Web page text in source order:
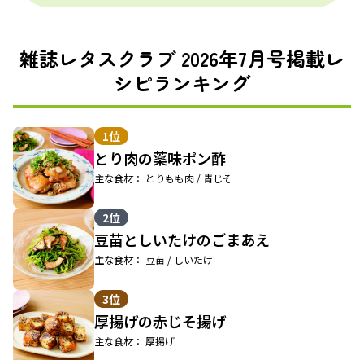
雑誌レタスクラブ 2026年7月号掲載レ
シピランキング
1位
とり肉の薬味ポン酢
主な食材： とりもも肉 / 青じそ
2位
豆苗としいたけのごまあえ
主な食材： 豆苗 / しいたけ
3位
厚揚げの赤じそ揚げ
主な食材： 厚揚げ